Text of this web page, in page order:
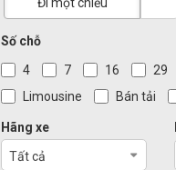
Số chỗ
4
7 16 29
Limousine
Bán tải
Hãng xe
Tất cả